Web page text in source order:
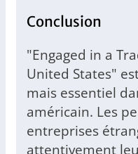
Conclusion
"Engaged in a
United States"
mais essentiel
américain. Les
entreprises
attentivement